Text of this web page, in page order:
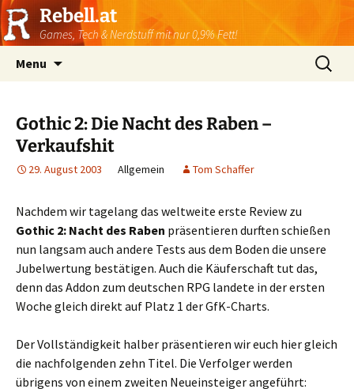
Rebell.at
Games, Tech & Nerdstuff mit nur 0,9% Fett!
Menu
Suchen
nach:
Gothic 2: Die Nacht des Raben –
Verkaufshit
29. August 2003 Allgemein Tom Schaffer
Nachdem wir tagelang das weltweite erste Review zu
Gothic 2: Nacht des Raben präsentieren durften schießen
nun langsam auch andere Tests aus dem Boden die unsere
Jubelwertung bestätigen. Auch die Käuferschaft tut das,
denn das Addon zum deutschen RPG landete in der ersten
Woche gleich direkt auf Platz 1 der GfK-Charts.
Der Vollständigkeit halber präsentieren wir euch hier gleich
die nachfolgenden zehn Titel. Die Verfolger werden
übrigens von einem zweiten Neueinsteiger angeführt: